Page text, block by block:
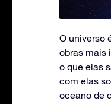
O universo
obras mais
o que elas
com elas
oceano de